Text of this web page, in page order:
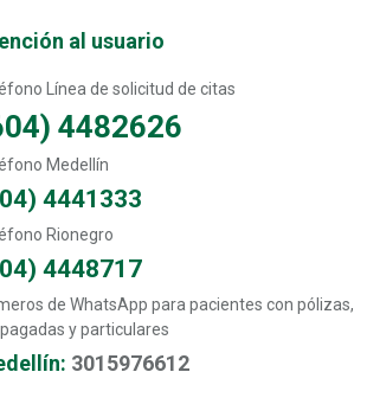
al usuario
Línea de solicitud de citas
4482626
Medellín
4441333
Rionegro
4448717
de WhatsApp para pacientes con pólizas,
y particulares
3015976612